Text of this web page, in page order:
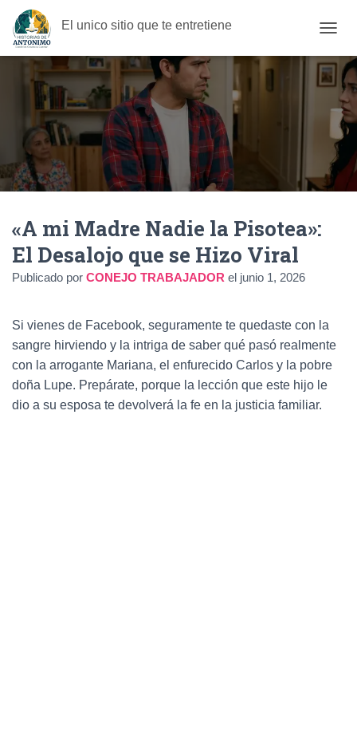
El unico sitio que te entretiene
A
M
B
M
O
D
O
C
I
«A mi Madre Nadie la Pisotea»:
El Desalojo que se Hizo Viral
Publicado por CONEJO TRABAJADOR el junio 1, 2026
Si vienes de Facebook, seguramente te quedaste con la
sangre hirviendo y la intriga de saber qué pasó realmente
con la arrogante Mariana, el enfurecido Carlos y la pobre
doña Lupe. Prepárate, porque la lección que este hijo le
dio a su esposa te devolverá la fe en la justicia familiar.